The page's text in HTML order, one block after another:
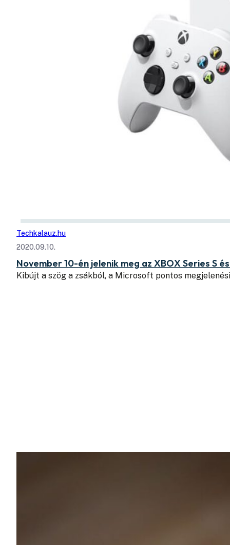
Techkalauz.hu
2020.09.10.
November 10-én jelenik meg az XBOX Series S
Kibújt a szög a zsákból, a Microsoft pontos